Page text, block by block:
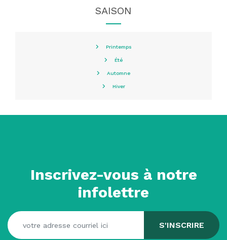
SAISON
Printemps
Été
Automne
Hiver
Inscrivez-vous à notre
infolettre